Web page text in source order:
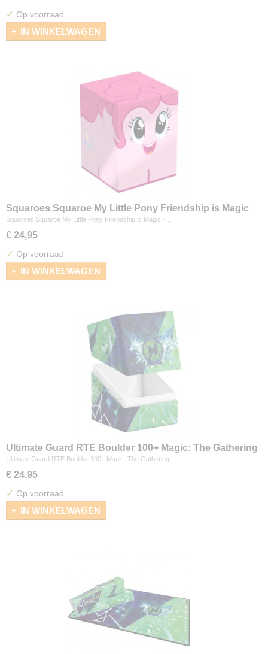
✓ Op voorraad
IN WINKELWAGEN
Squaroes Squaroe My Little Pony Friendship is Magic
- Pinkamena Pie
Squaroes Squaroe My Little Pony Friendship is Magic -…
€ 24,95
✓ Op voorraad
IN WINKELWAGEN
Ultimate Guard RTE Boulder 100+ Magic: The Gathering
"Secrets of Strixhaven" - Quandrix
Ultimate Guard RTE Boulder 100+ Magic: The Gathering…
€ 24,95
✓ Op voorraad
IN WINKELWAGEN